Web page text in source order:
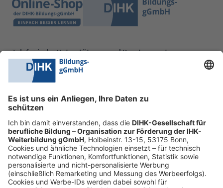
Telefonische Unterstützung und Beratung unter:
0228 6205 205
Fr.:
09:00-14:00 Uhr
shop@dihk-bildung.shop
Vertrag widerrufen
Zahlungsarten